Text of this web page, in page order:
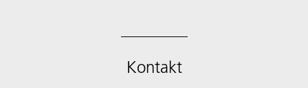
Kontakt